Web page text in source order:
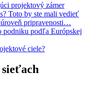
projektový zámer
Toto by ste mali vedieť
pripravenosti…
podniku podľa Európskej
ciele?